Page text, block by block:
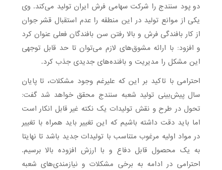
دو پود سنندج را شرکت سهامی فرش ایران تولید می‌کند. وی
یکی از موانع تولید در این منطقه را عدم استقبال قشر جوان
از کار بافندگی فرش و بالا رفتن سن بافندگان فعلی عنوان کرد
و افزود: با ارائه مشوق‌های لازم می‌توان تا حد قابل توجهی
این مشکل را مدیریت و بافنده‌های جدیدی جذب کرد.
احترامی با تاکید بر این که علیرغم وجود مشکلات، تا پایان
سال پیش‌بینی تولید شعبه سنندج محقق خواهد شد گفت:
تحول در طرح و نقش تولیدات یک نکته غیر قابل انکار است
اما باید دقت داشته باشیم که این تغییر باید همراه با تغییر
در مواد اولیه مرغوب متناسب با تولیدات جدید باشد تا نهایتا
به یک محصول قابل دفاع و با ارزش افزوده بالا برسیم.
احترامی در ادامه به برخی مشکلات و نیازمندی‌های شعبه